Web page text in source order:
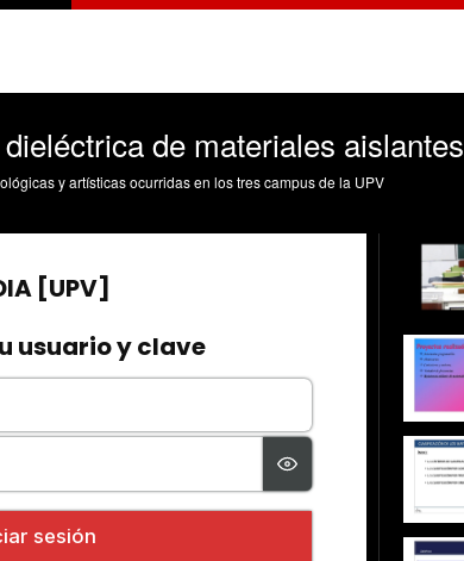
de materiales aislantes
y artísticas ocurridas en los tres campus de la UPV